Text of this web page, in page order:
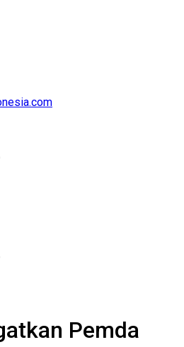
Pemda